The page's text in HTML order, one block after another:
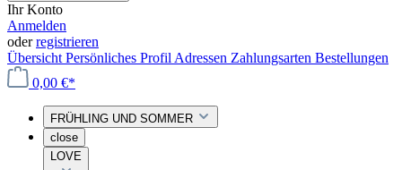
Ihr Konto
Anmelden
oderregistrieren
Übersicht Persönliches Profil Adressen Zahlungsarten Bestellungen
0,00 €*
FRÜHLING UND SOMMER
close
LOVE